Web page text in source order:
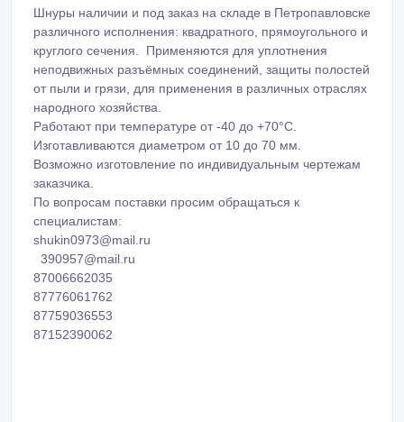
Шнуры наличии и под заказ на складе в Петропавловске
различного исполнения: квадратного, прямоугольного и
круглого сечения. Применяются для уплотнения
неподвижных разъёмных соединений, защиты полостей
от пыли и грязи, для применения в различных отраслях
народного хозяйства.
Работают при температуре от -40 до +70°С.
Изготавливаются диаметром от 10 до 70 мм.
Возможно изготовление по индивидуальным чертежам
заказчика.
По вопросам поставки просим обращаться к
специалистам:
shukin0973@mail.ru
390957@mail.ru
87006662035
87776061762
87759036553
87152390062